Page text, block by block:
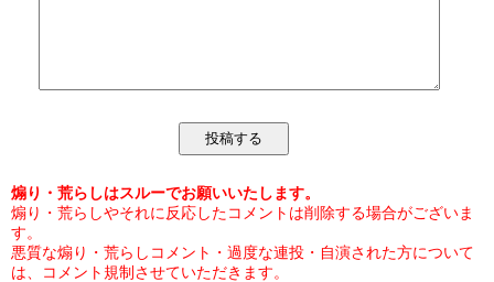
煽り・荒らしはスルーでお願いいたします。
煽り・荒らしやそれに反応したコメントは削除する場合がございま
す。
悪質な煽り・荒らしコメント・過度な連投・自演された方について
は、コメント規制させていただきます。